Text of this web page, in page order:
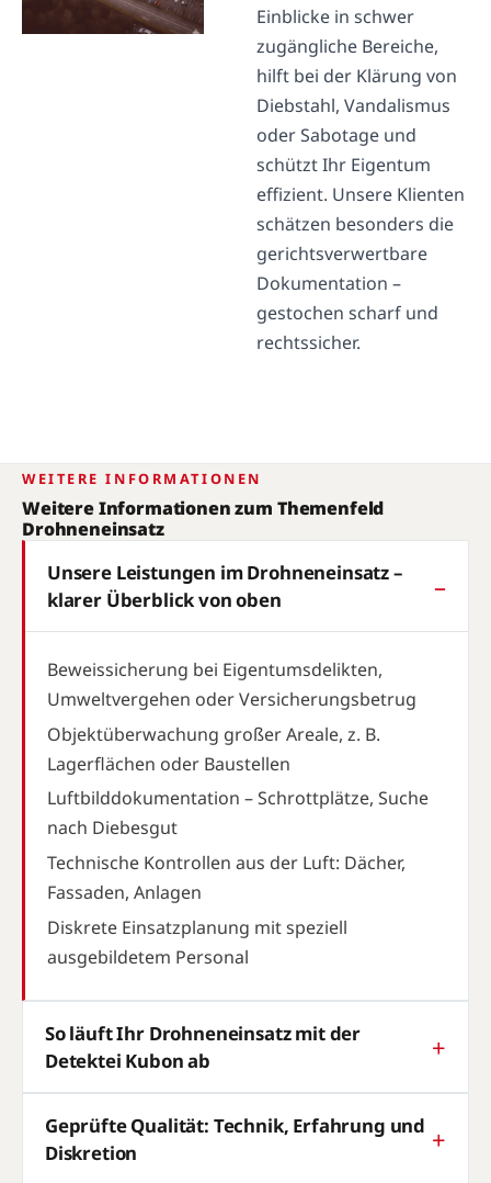
Einblicke in schwer
zugängliche Bereiche,
hilft bei der Klärung von
Diebstahl, Vandalismus
oder Sabotage und
schützt Ihr Eigentum
effizient. Unsere Klienten
schätzen besonders die
gerichtsverwertbare
Dokumentation –
gestochen scharf und
rechtssicher.
WEITERE INFORMATIONEN
Weitere Informationen zum Themenfeld
Drohneneinsatz
Unsere Leistungen im Drohneneinsatz –
klarer Überblick von oben
Beweissicherung bei Eigentumsdelikten,
Umweltvergehen oder Versicherungsbetrug
Objektüberwachung großer Areale, z. B.
Lagerflächen oder Baustellen
Luftbilddokumentation – Schrottplätze, Suche
nach Diebesgut
Technische Kontrollen aus der Luft: Dächer,
Fassaden, Anlagen
Diskrete Einsatzplanung mit speziell
ausgebildetem Personal
So läuft Ihr Drohneneinsatz mit der
Detektei Kubon ab
Geprüfte Qualität: Technik, Erfahrung und
Diskretion